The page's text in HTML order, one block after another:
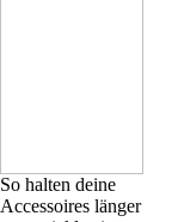
So halten deine
Accessoires länger